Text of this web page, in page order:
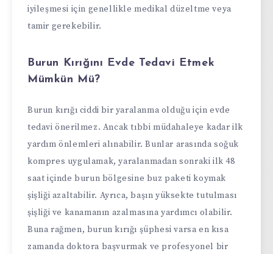
iyileşmesi için genellikle medikal düzeltme veya
tamir gerekebilir.
Burun Kırığını Evde Tedavi Etmek
Mümkün Mü?
Burun kırığı ciddi bir yaralanma olduğu için evde
tedavi önerilmez. Ancak tıbbi müdahaleye kadar ilk
yardım önlemleri alınabilir. Bunlar arasında soğuk
kompres uygulamak, yaralanmadan sonraki ilk 48
saat içinde burun bölgesine buz paketi koymak
şişliği azaltabilir. Ayrıca, başın yüksekte tutulması
şişliği ve kanamanın azalmasına yardımcı olabilir.
Buna rağmen, burun kırığı şüphesi varsa en kısa
zamanda doktora başvurmak ve profesyonel bir